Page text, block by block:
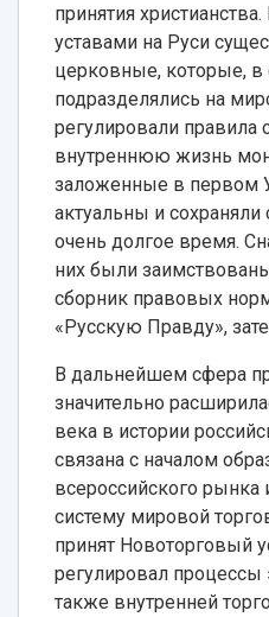
принятия
уставами на Руси
церковные, которые,
подразделялись на
регулировали
внутреннюю жизнь
заложенные в первом
актуальны и
очень долгое время.
них были
сборник правовых
«Русскую Правду»,
В дальнейшем сфера
значительно
века в истории
связана с началом
всероссийского рынка
систему мировой
принят Новоторговый
регулировал процессы
также внутренней